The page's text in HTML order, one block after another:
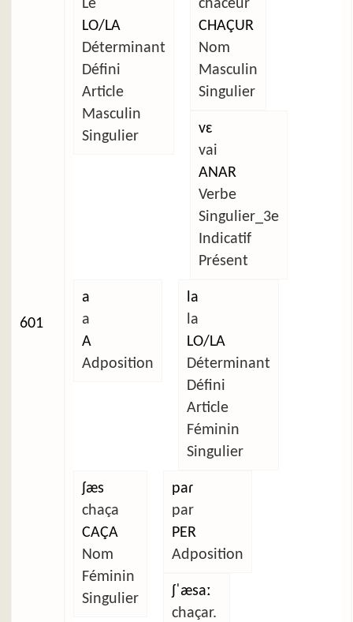
601
Le
LO/LA
Déterminant
Défini
Article
Masculin
Singulier
chaceur
CHAÇUR
Nom
Masculin
Singulier
vɛ
vai
ANAR
Verbe
Singulier_3e
Indicatif
Présent
a
a
A
Adposition
la
la
LO/LA
Déterminant
Défini
Article
Féminin
Singulier
ʃæs
chaça
CAÇA
Nom
Féminin
Singulier
paɾ
par
PER
Adposition
ʃˈæsaː
chaçar.